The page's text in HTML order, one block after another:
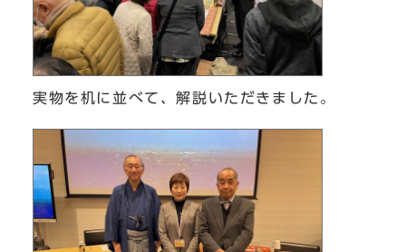
実物を机に並べて、解説いただきました。